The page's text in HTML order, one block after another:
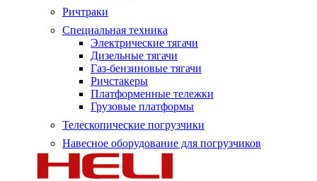
Ричтраки
Специальная техника
Электрические тягачи
Дизельные тягачи
Газ-бензиновые тягачи
Ричстакеры
Платформенные тележки
Грузовые платформы
Телескопические погрузчики
Навесное оборудование для погрузчиков